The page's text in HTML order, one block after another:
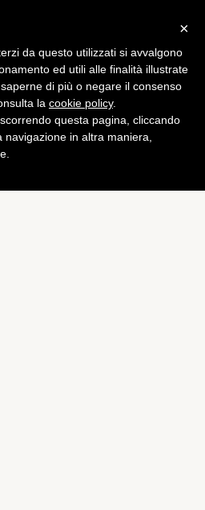
le chat
Touch ID
×
da questo utilizzati si avvalgono
ed utili alle finalità illustrate
di più o negare il consenso
la cookie policy.
questa pagina, cliccando
in altra maniera,